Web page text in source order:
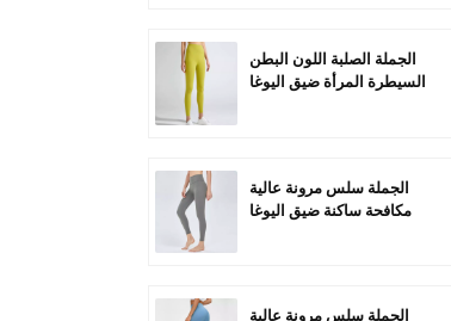
الجملة الصلبة اللون البطن
السيطرة المرأة ضيق اليوغا
الجملة سلس مرونة عالية
مكافحة ساكنة ضيق اليوغا
الجملة سلس مرونة عالية